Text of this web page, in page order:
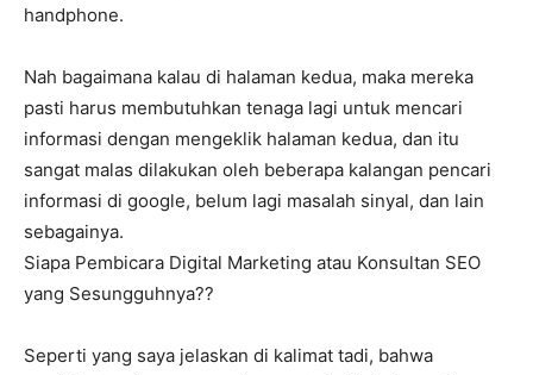
handphone.
Nah bagaimana kalau di halaman kedua, maka mereka
pasti harus membutuhkan tenaga lagi untuk mencari
informasi dengan mengeklik halaman kedua, dan itu
sangat malas dilakukan oleh beberapa kalangan pencari
informasi di google, belum lagi masalah sinyal, dan lain
sebagainya.
Siapa Pembicara Digital Marketing atau Konsultan SEO
yang Sesungguhnya??
Seperti yang saya jelaskan di kalimat tadi, bahwa